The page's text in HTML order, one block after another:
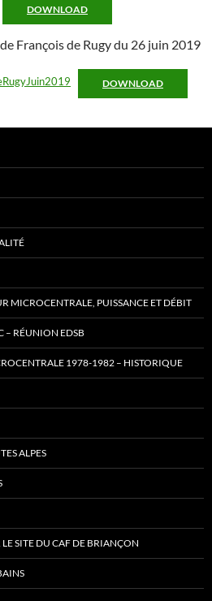
DOWNLOAD
François de Rugy du 26 juin 2019
DOWNLOAD
MICROCENTRALE, PUISSANCE ET DÉBIT
– RÉUNION EDSB
1978-1982 – HISTORIQUE
ALPES
SITE DU CAF DE BRIANÇON